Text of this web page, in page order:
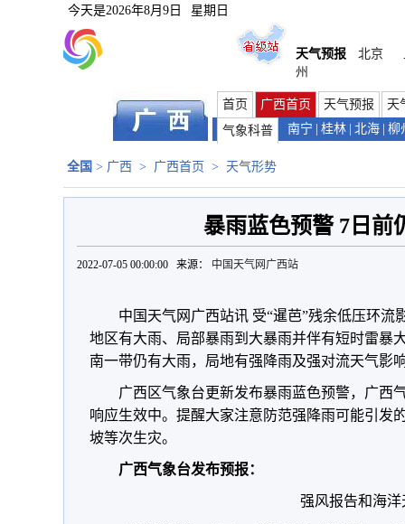
今天是2026年8月9日 星期日
天气预报 北京
州
首页 广西首页 天气预报
天
气象科普
南宁 桂林 北海 柳
全国 > 广西 > 广西首页 > 天气形势
暴雨蓝色预警 7日前
2022-07-05 00:00:00 来源： 中国天气网广西站
中国天气网广西站讯 受“暹芭”残余低压环流
地区有大雨、局部暴雨到大暴雨并伴有短时雷暴
南一带仍有大雨，局地有强降雨及强对流天气影
广西区气象台更新发布暴雨蓝色预警，广
响应生效中。提醒大家注意防范强降雨可能引发
坡等次生灾。
广西气象台发布预报：
强风报告和海洋